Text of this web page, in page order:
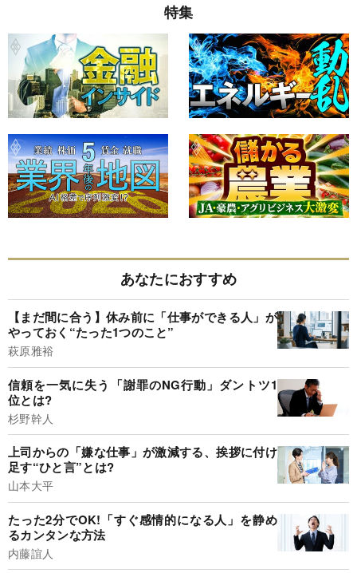
特集
あなたにおすすめ
【まだ間に合う】休み前に「仕事ができる人」が
やっておく“たった1つのこと”
萩原雅裕
信頼を一気に失う「謝罪のNG行動」ダントツ1
位とは?
杉野幹人
上司からの「嫌な仕事」が激減する、挨拶に付け
足す“ひと言”とは?
山本大平
たった2分でOK!「すぐ感情的になる人」を静め
るカンタンな方法
内藤誼人